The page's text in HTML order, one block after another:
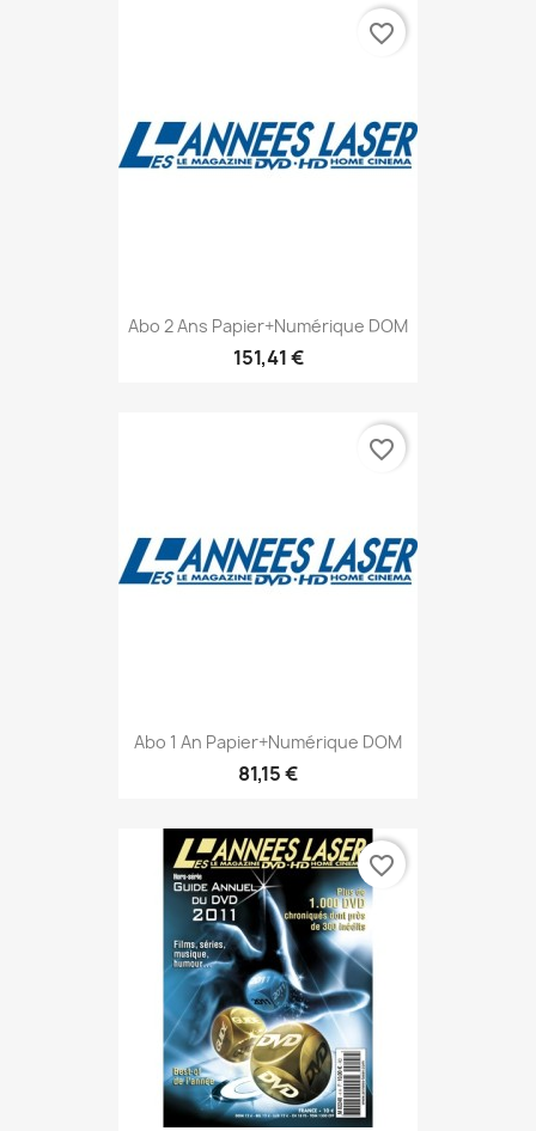
Abo 2 Ans Papier+numérique DOM
151,41 €
favorite_border
Abo 1 An Papier+numérique DOM
81,15 €
favorite_border
favorite_border